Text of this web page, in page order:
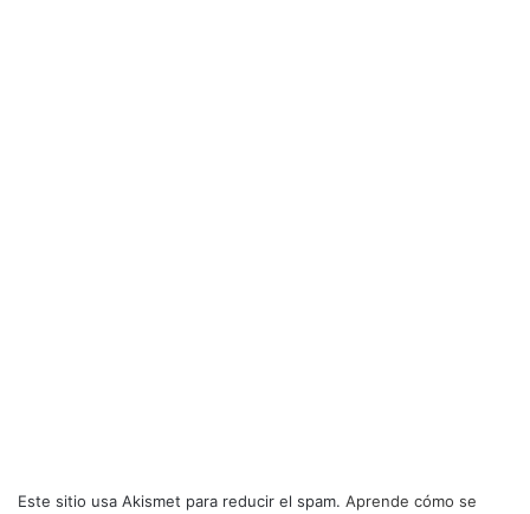
Este sitio usa Akismet para reducir el spam. Aprende cómo se